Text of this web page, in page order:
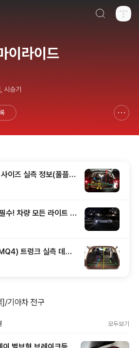
이라이드
시승기
이즈 실측 정보(풀플렛
수! 차량 모든 라이트 끄
포함)
트렁크 실측 데이
이,너비)
]/기아차 전구
모두보기